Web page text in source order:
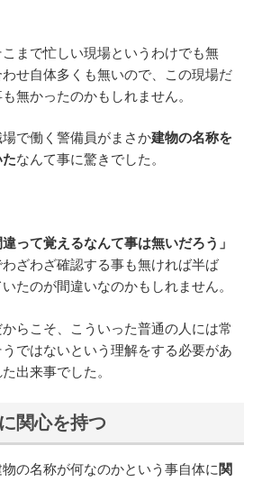
まで忙しい現場というわけでも無
わせ自体多くも無いので、この現場だ
無かったのかもしれません。
で働く警備員がまさか建物の名称を
なんて事に驚きでした。
違って覚えるなんて事は無いだろう」
ざわざ確認する事も無ければ半ば
たのが間違いなのかもしれません。
らこそ、こういった普通の人には常
ではないという理解をする必要があ
出来事でした。
関心を持つ
の名称が何なのかという事自体に 関